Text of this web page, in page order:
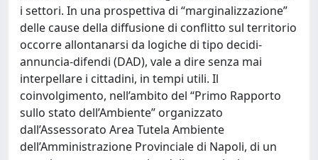
i settori. In una prospettiva di “marginalizzazione”
delle cause della diffusione di conflitto sul territorio
occorre allontanarsi da logiche di tipo decidi-
annuncia-difendi (DAD), vale a dire senza mai
interpellare i cittadini, in tempi utili. Il
coinvolgimento, nell’ambito del “Primo Rapporto
sullo stato dell’Ambiente” organizzato
dall’Assessorato Area Tutela Ambiente
dell’Amministrazione Provinciale di Napoli, di un